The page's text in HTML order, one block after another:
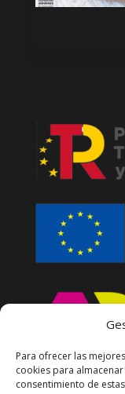
Para ofrecer las
cookies para
consentimiento de